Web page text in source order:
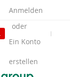
Anmelden
Ein Konto
erstellen